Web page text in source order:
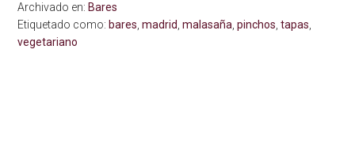
Archivado en: Bares
Etiquetado como: bares ,madrid ,malasaña ,pinchos ,tapas
vegetariano